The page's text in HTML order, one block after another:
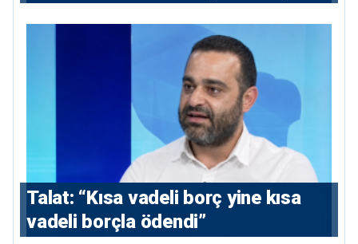
Talat: “Kısa vadeli borç yine kısa
vadeli borçla ödendi”